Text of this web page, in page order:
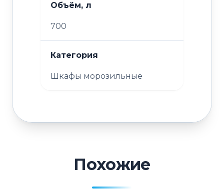
Объём, л
700
Категория
Шкафы морозильные
Похожие